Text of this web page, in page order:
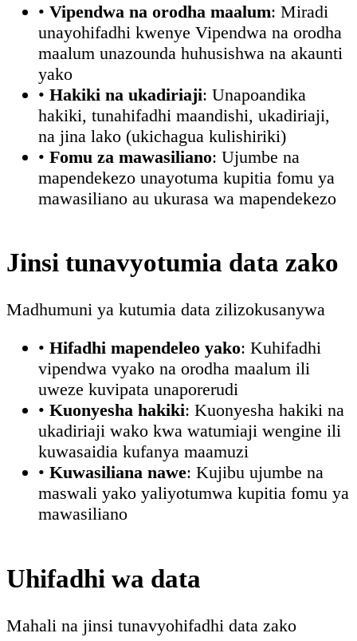
• Vipendwa na orodha maalum: Miradi
unayohifadhi kwenye Vipendwa na orodha
maalum unazounda huhusishwa na akaunti
yako
• Hakiki na ukadiriaji: Unapoandika
hakiki, tunahifadhi maandishi, ukadiriaji,
na jina lako (ukichagua kulishiriki)
• Fomu za mawasiliano: Ujumbe na
mapendekezo unayotuma kupitia fomu ya
mawasiliano au ukurasa wa mapendekezo
Jinsi tunavyotumia data zako
Madhumuni ya kutumia data zilizokusanywa
• Hifadhi mapendeleo yako: Kuhifadhi
vipendwa vyako na orodha maalum ili
uweze kuvipata unaporerudi
• Kuonyesha hakiki: Kuonyesha hakiki na
ukadiriaji wako kwa watumiaji wengine ili
kuwasaidia kufanya maamuzi
• Kuwasiliana nawe: Kujibu ujumbe na
maswali yako yaliyotumwa kupitia fomu ya
mawasiliano
Uhifadhi wa data
Mahali na jinsi tunavyohifadhi data zako